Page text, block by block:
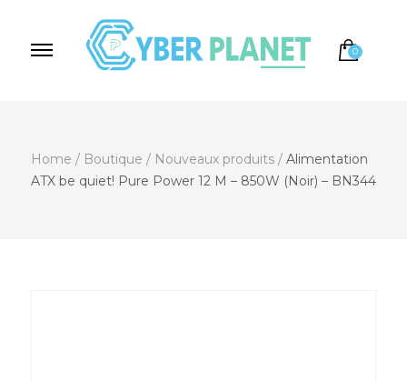
0
Home / Boutique / Nouveaux produits / Alimentation
ATX be quiet! Pure Power 12 M – 850W (Noir) – BN344